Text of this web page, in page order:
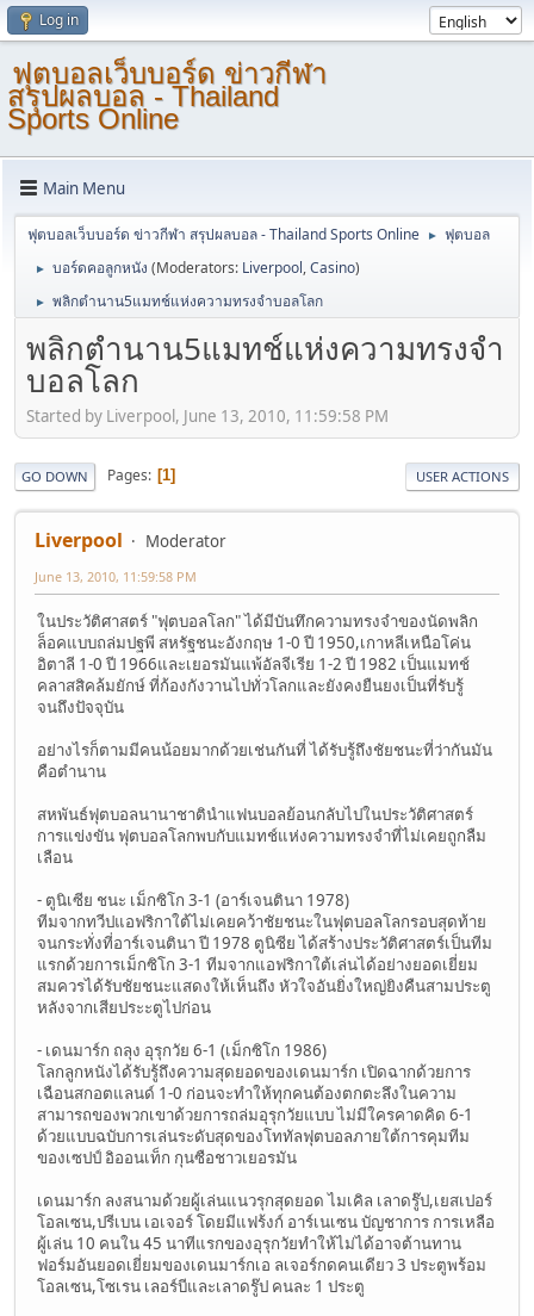
Log in
ฟุตบอลเว็บบอร์ด ข่าวกีฬา
สรุปผลบอล - Thailand
Sports Online
Main Menu
ฟุตบอลเว็บบอร์ด ข่าวกีฬา สรุปผลบอล - Thailand Sports Online ► ฟุตบอล
► บอร์ดคอลูกหนัง (Moderators: Liverpool,Casino)
► พลิกตำนาน5แมทช์แห่งความทรงจำบอลโลก
พลิกตำนาน5แมทช์แห่งความทรงจำ
บอลโลก
Started by Liverpool, June 13, 2010, 11:59:58 PM
GO DOWN Pages 1 USER ACTIONS
Liverpool Moderator
June 13, 2010, 11:59:58 PM
ในประวัติศาสตร์ "ฟุตบอลโลก" ได้มีบันทึกความทรงจำของนัดพลิก
ล็อคแบบถล่มปฐพี สหรัฐชนะอังกฤษ 1-0 ปี 1950,เกาหลีเหนือโค่น
อิตาลี 1-0 ปี 1966และเยอรมันแพ้อัลจีเรีย 1-2 ปี 1982 เป็นแมทช์
คลาสสิคล้มยักษ์ ที่ก้องกังวานไปทั่วโลกและยังคงยืนยงเป็นที่รับรู้
จนถึงปัจจุบัน
อย่างไรก็ตามมีคนน้อยมากด้วยเช่นกันที่ ได้รับรู้ถึงชัยชนะที่ว่ากันมัน
คือตำนาน
สหพันธ์ฟุตบอลนานาชาตินำแฟนบอลย้อนกลับไปในประวัติศาสตร์
การแข่งขัน ฟุตบอลโลกพบกับแมทช์แห่งความทรงจำที่ไม่เคยถูกลืม
เลือน
- ตูนิเซีย ชนะ เม็กซิโก 3-1 (อาร์เจนตินา 1978)
ทีมจากทวีปแอฟริกาใต้ไม่เคยคว้าชัยชนะในฟุตบอลโลกรอบสุดท้าย
จนกระทั่งที่อาร์เจนตินา ปี 1978 ตูนิซีย ได้สร้างประวัติศาสตร์เป็นทีม
แรกด้วยการเม็กซิโก 3-1 ทีมจากแอฟริกาใต้เล่นได้อย่างยอดเยี่ยม
สมควรได้รับชัยชนะแสดงให้เห็นถึง หัวใจอันยิ่งใหญ่ยิงคืนสามประตู
หลังจากเสียประะตูไปก่อน
- เดนมาร์ก ถลุง อุรุกวัย 6-1 (เม็กซิโก 1986)
โลกลูกหนังได้รับรู้ถึงความสุดยอดของเดนมาร์ก เปิดฉากด้วยการ
เฉือนสกอตแลนด์ 1-0 ก่อนจะทำให้ทุกคนต้องตกตะลึงในความ
สามารถของพวกเขาด้วยการถล่มอุรุกวัยแบบ ไม่มีใครคาดคิด 6-1
ด้วยแบบฉบับการเล่นระดับสุดของโททัลฟุตบอลภายใต้การคุมทีม
ของเซปป์ อิออนเท็ก กุนซือชาวเยอรมัน
เดนมาร์ก ลงสนามด้วยผู้เล่นแนวรุกสุดยอด ไมเคิล เลาดรู๊ป,เยสเปอร์
โอลเซน,ปรีเบน เอเจอร์ โดยมีแฟร้งก์ อาร์เนเซน บัญชาการ การเหลือ
ผู้เล่น 10 คนใน 45 นาทีแรกของอุรุกวัยทำให้ไม่ได้อาจต้านทาน
ฟอร์มอันยอดเยี่ยมของเดนมาร์กเอ ลเจอร์กดคนเดียว 3 ประตูพร้อม
โอลเซน,โซเรน เลอร์บีและเลาดรู๊ป คนละ 1 ประตู